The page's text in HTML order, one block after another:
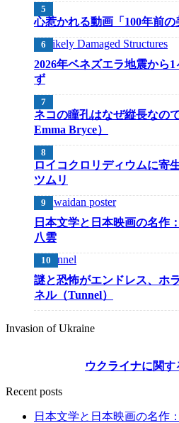
心惹かれる動画「100年前の
2026年ベネズエラ地震から
ず
ネコの瞳孔はなぜ縦長なの
Emma Bryce）
ロイコクロリディウムに寄
ツムリ
日本文学と日本映画の名作
八雲
謎と恐怖がエンドレス、ホ
ネル（Tunnel）
Invasion of Ukraine
ウクライナに関す
Recent posts
日本文学と日本映画の名作